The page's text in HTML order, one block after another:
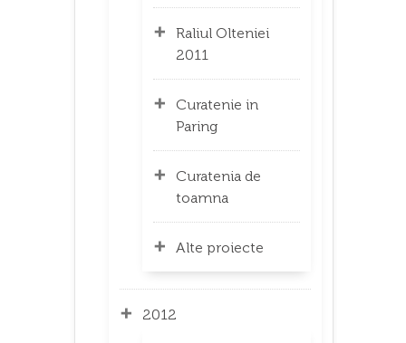
Raliul Olteniei
2011
Curatenie in
Paring
Curatenia de
toamna
Alte proiecte
2012